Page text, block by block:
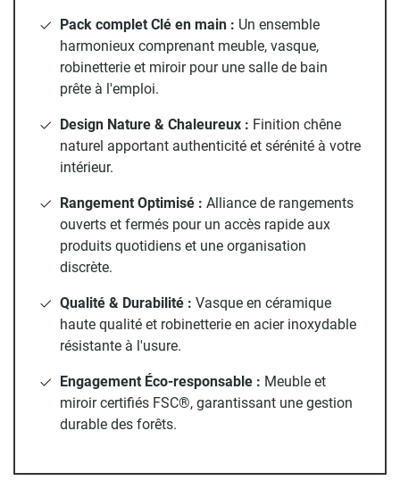
chaleureux, est équipé de 2 portes battantes et d'une
étagère ouverte. Avec ses rangements ouverts et fermés, ce
meuble sous vasque sera l'allié idéal pour organiser vos
produits au quotidien.Le bois de ce meuble de salle de
gestion responsable des forêts.
Vasque COMA carrée:une touche
d'élégance personnalisée
La vasque COMA blanche (L36 x P36 x H13 cm)
apportestyleet
céramique de haute qualité, elle
robustesse et facilité d’entretien. Son design épuré
s’harmonise parfaitement avec le plateau en bois pour un
Robinet GRIFO :le design au service de
la durabilité
Pack complet Clé en main : Un ensemble
harmonieux comprenant meuble, vasque,
robinetterie et miroir pour une salle de bain
prête à l'emploi.
Design Nature & Chaleureux : Finition chêne
naturel apportant authenticité et sérénité à votre
intérieur.
Rangement Optimisé : Alliance de rangements
ouverts et fermés pour un accès rapide aux
produits quotidiens et une organisation
discrète.
Qualité & Durabilité : Vasque en céramique
haute qualité et robinetterie en acier inoxydable
résistante à l'usure.
Engagement Éco-responsable : Meuble et
miroir certifiés FSC®, garantissant une gestion
durable des forêts.